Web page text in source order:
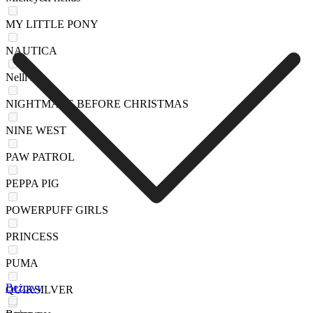
MY LITTLE PONY
NAUTICA
Nelli Blu
NIGHTMARE BEFORE CHRISTMAS
NINE WEST
PAW PATROL
PEPPA PIG
POWERPUFF GIRLS
PRINCESS
PUMA
QUIKSILVER
Beżowy